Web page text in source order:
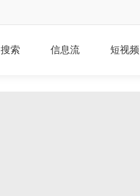
搜索 信息流 短视频